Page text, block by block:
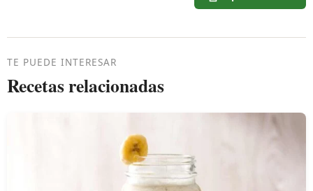
TE PUEDE INTERESAR
Recetas relacionadas